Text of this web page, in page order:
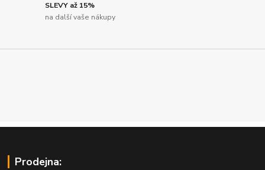
SLEVY až 15%
na další vaše nákupy
Prodejna: